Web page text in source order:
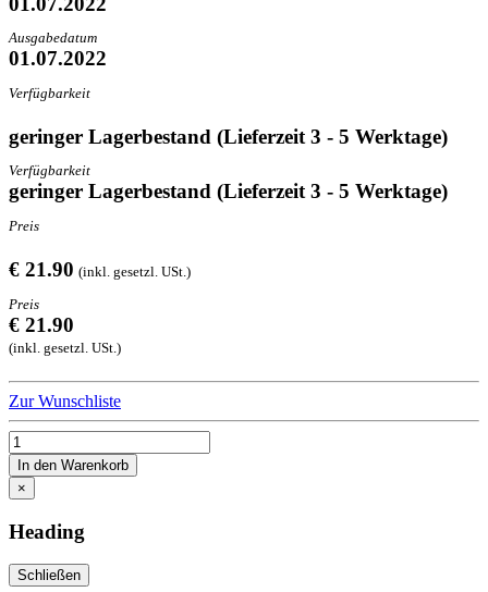
Ausgabedatum
01.07.2022
Verfügbarkeit
geringer Lagerbestand (Lieferzeit 3 - 5 Werktage)
Verfügbarkeit
geringer Lagerbestand (Lieferzeit 3 - 5 Werktage)
Preis
€ 21.90 (inkl. gesetzl. USt.)
Preis
€ 21.90
(inkl. gesetzl. USt.)
Zur Wunschliste
In den Warenkorb
×
Heading
Schließen